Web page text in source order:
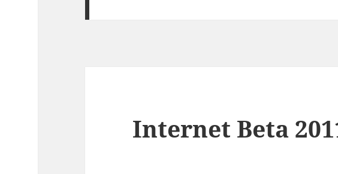
Internet Beta